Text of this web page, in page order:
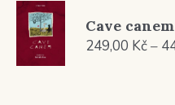
Cave canem
249,00 Kč–